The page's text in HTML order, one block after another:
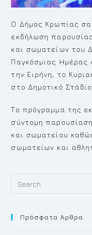
Ο Δήμος Κρωπίας
εκδήλωση
και σωματείων του
Παγκόσμιας Ημέρας
την Ειρήνη, το
στο Δημοτικό
Το πρόγραμμα της
σύντομη
και σωματείου
σωματείων και
Πρόσφατα Άρθρα